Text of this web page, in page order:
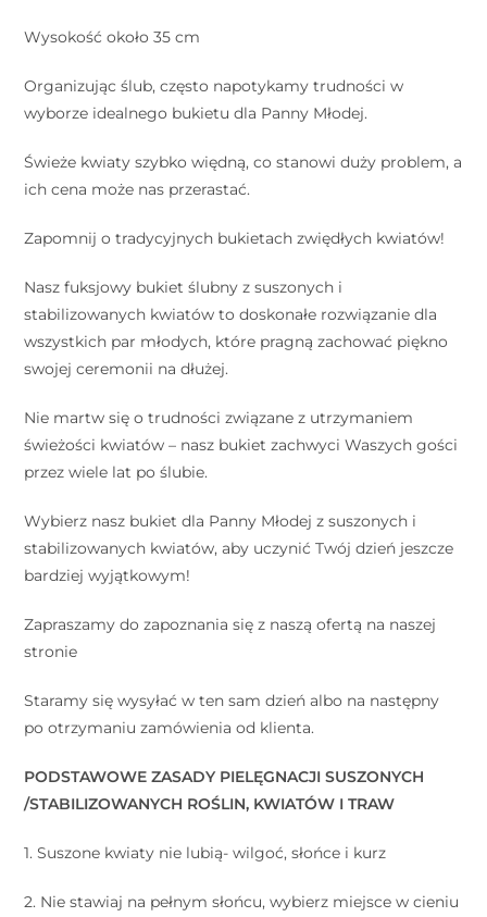
Wysokość około 35 cm
Organizując ślub, często napotykamy trudności w
wyborze idealnego bukietu dla Panny Młodej.
Świeże kwiaty szybko więdną, co stanowi duży problem, a
ich cena może nas przerastać.
Zapomnij o tradycyjnych bukietach zwiędłych kwiatów!
Nasz fuksjowy bukiet ślubny z suszonych i
stabilizowanych kwiatów to doskonałe rozwiązanie dla
wszystkich par młodych, które pragną zachować piękno
swojej ceremonii na dłużej.
Nie martw się o trudności związane z utrzymaniem
świeżości kwiatów – nasz bukiet zachwyci Waszych gości
przez wiele lat po ślubie.
Wybierz nasz bukiet dla Panny Młodej z suszonych i
stabilizowanych kwiatów, aby uczynić Twój dzień jeszcze
bardziej wyjątkowym!
Zapraszamy do zapoznania się z naszą ofertą na naszej
stronie
Staramy się wysyłać w ten sam dzień albo na następny
po otrzymaniu zamówienia od klienta.
PODSTAWOWE ZASADY PIELĘGNACJI SUSZONYCH
/STABILIZOWANYCH ROŚLIN, KWIATÓW I TRAW
1. Suszone kwiaty nie lubią- wilgoć, słońce i kurz
2. Nie stawiaj na pełnym słońcu, wybierz miejsce w cieniu